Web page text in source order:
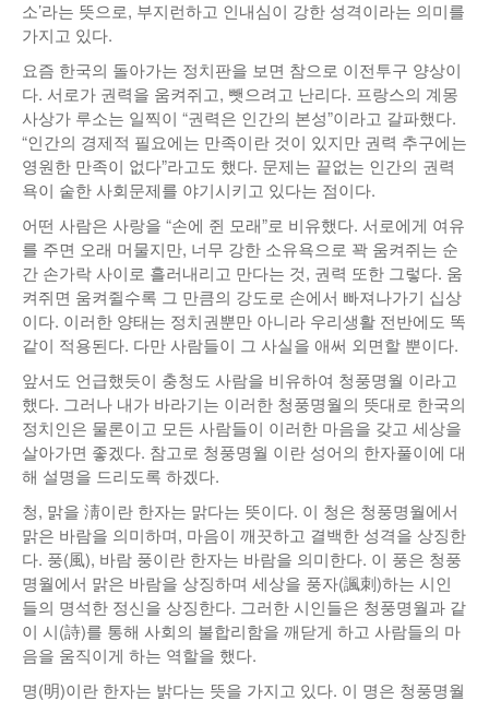
소’라는 뜻으로, 부지런하고 인내심이 강한 성격이라는 의미를
가지고 있다.
요즘 한국의 돌아가는 정치판을 보면 참으로 이전투구 양상이
다. 서로가 권력을 움켜쥐고, 뺏으려고 난리다. 프랑스의 계몽
사상가 루소는 일찍이 “권력은 인간의 본성”이라고 갈파했다.
“인간의 경제적 필요에는 만족이란 것이 있지만 권력 추구에는
영원한 만족이 없다”라고도 했다. 문제는 끝없는 인간의 권력
욕이 숱한 사회문제를 야기시키고 있다는 점이다.
어떤 사람은 사랑을 “손에 쥔 모래”로 비유했다. 서로에게 여유
를 주면 오래 머물지만, 너무 강한 소유욕으로 꽉 움켜쥐는 순
간 손가락 사이로 흘러내리고 만다는 것, 권력 또한 그렇다. 움
켜쥐면 움켜쥘수록 그 만큼의 강도로 손에서 빠져나가기 십상
이다. 이러한 양태는 정치권뿐만 아니라 우리생활 전반에도 똑
같이 적용된다. 다만 사람들이 그 사실을 애써 외면할 뿐이다.
앞서도 언급했듯이 충청도 사람을 비유하여 청풍명월 이라고
했다. 그러나 내가 바라기는 이러한 청풍명월의 뜻대로 한국의
정치인은 물론이고 모든 사람들이 이러한 마음을 갖고 세상을
살아가면 좋겠다. 참고로 청풍명월 이란 성어의 한자풀이에 대
해 설명을 드리도록 하겠다.
청, 맑을 淸이란 한자는 맑다는 뜻이다. 이 청은 청풍명월에서
맑은 바람을 의미하며, 마음이 깨끗하고 결백한 성격을 상징한
다. 풍(風), 바람 풍이란 한자는 바람을 의미한다. 이 풍은 청풍
명월에서 맑은 바람을 상징하며 세상을 풍자(諷刺)하는 시인
들의 명석한 정신을 상징한다. 그러한 시인들은 청풍명월과 같
이 시(詩)를 통해 사회의 불합리함을 깨닫게 하고 사람들의 마
음을 움직이게 하는 역할을 했다.
명(明)이란 한자는 밝다는 뜻을 가지고 있다. 이 명은 청풍명월